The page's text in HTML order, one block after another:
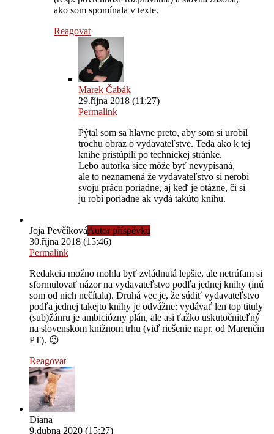
ako som spomínala v texte.
Reagovat
Marek Čabák
29.října 2018 (11:27)
Permalink
Pýtal som sa hlavne preto, aby som si urobil
trochu obraz o vydavateľstve. Teda ako k tej
knihe pristúpili po technickej stránke.
Lebo autorka síce môže byť nevypísaná,
ale to neznamená že vydavateľstvo si nerobí
svoju prácu poriadne, aj keď je otázne, či si
ju robí poriadne ak vydá takúto knihu.
Joja PevčíkováAutor příspěvku
30.října 2018 (15:46)
Permalink
Redakcia možno mohla byť zvládnutá lepšie, ale netrúfam si
sformulovať názor na vydavateľstvo podľa jednej knihy (inú
som od nich nečítala). Druhá vec je, že súdiť vydavateľstvo
podľa jednej takejto knihy je odvážne; vydávať len top tituly
(sub)žánru je ambiciózny plán, ale asi ťažko uskutočniteľný
na slovenskom knižnom trhu (viď riešenie napr. od Marenčin
PT). 😉
Reagovat
Diana
9.dubna 2020 (15:27)